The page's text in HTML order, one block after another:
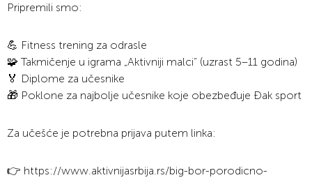
Pripremili smo:
💪 Fitness trening za odrasle
🧩 Takmičenje u igrama „Aktivniji malci“ (uzrast 5–11 godina)
🏅 Diplome za učesnike
🎁 Poklone za najbolje učesnike koje obezbeđuje Đak sport
Za učešće je potrebna prijava putem linka:
👉 https://www.aktivnijasrbija.rs/big-bor-porodicno-